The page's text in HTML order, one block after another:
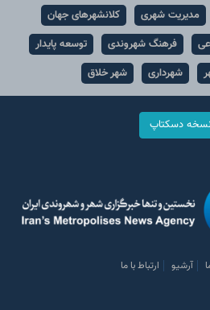
مدیریت شهری
کلانشهرهای جهان
فرهنگ شهروندی
توسعه پایدار
شهرداری شهر خلاق
نسخه دسکتاپ
آرشیو ارتباط با ما